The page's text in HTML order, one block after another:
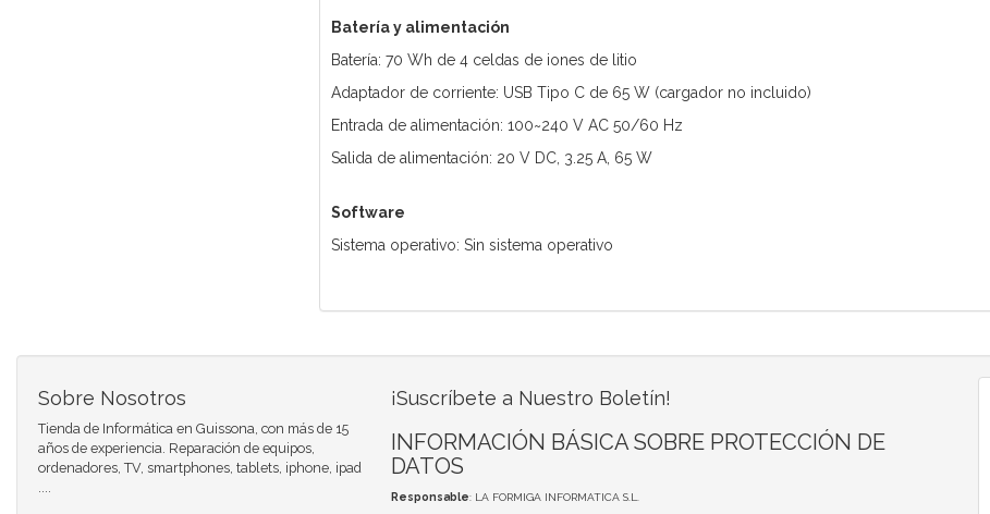
Batería y alimentación
Batería: 70 Wh de 4 celdas de iones de litio
Adaptador de corriente: USB Tipo C de 65 W (cargador no incluido)
Entrada de alimentación: 100~240 V AC 50/60 Hz
Salida de alimentación: 20 V DC, 3.25 A, 65 W
Software
Sistema operativo: Sin sistema operativo
Sobre Nosotros
Tienda de Informática en Guissona, con más de 15
años de experiencia. Reparación de equipos,
ordenadores, TV, smartphones, tablets, iphone, ipad
....
¡Suscríbete a Nuestro Boletín!
INFORMACIÓN BÁSICA SOBRE PROTECCIÓN DE
DATOS
Responsable: LA FORMIGA INFORMATICA S.L.